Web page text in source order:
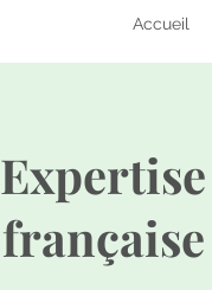
Accueil
Expertise
française